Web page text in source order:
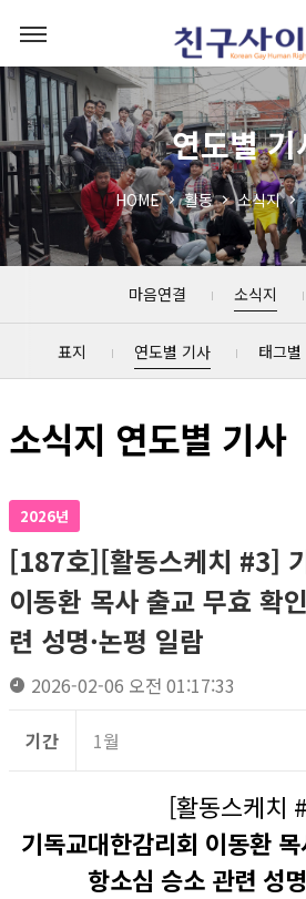
연도별 기
HOME 활동 소식지
마음연결 소식지
표지 연도별 기사 태그
소식지 연도별 기사
2026년
[187호][활동스케치 #3]
이동환 목사 출교 무효 확
련 성명·논평 일람
2026-02-06 오전 01:17:33
기간 1월
[활동스케치
기독교대한감리회 이동환
항소심 승소 관련 성